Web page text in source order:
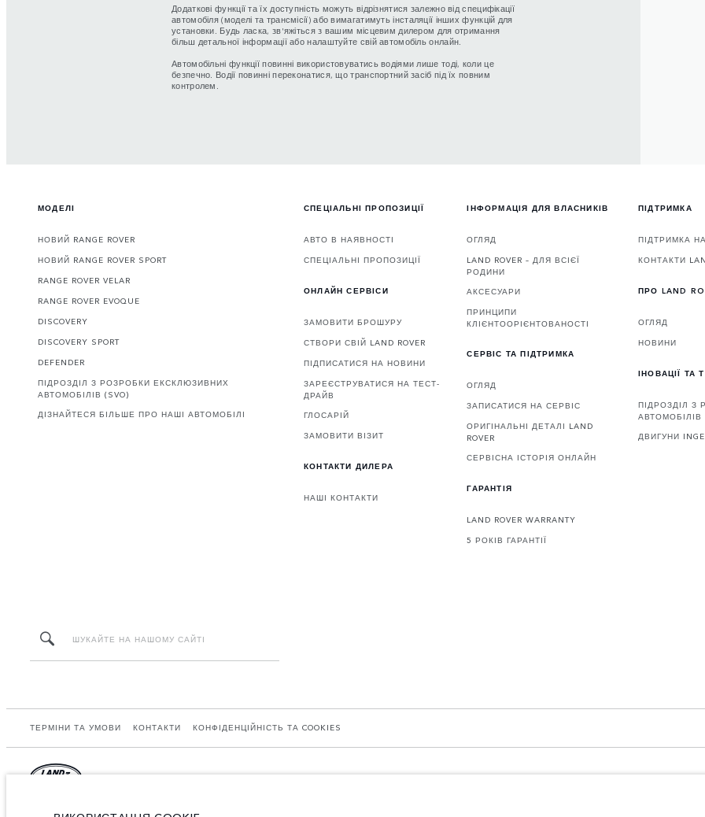
Додаткові функції та їх доступність можуть відрізнятися залежно від специфікації
автомобіля (моделі та трансмісії) або вимагатимуть інсталяції інших функцій для
установки. Будь ласка, зв'яжіться з вашим місцевим дилером для отримання
більш детальної інформації або налаштуйте свій автомобіль онлайн.
Автомобільні функції повинні використовуватись водіями лише тоді, коли це
безпечно. Водії повинні переконатися, що транспортний засіб під їх повним
контролем.
МОДЕЛІ
НОВИЙ RANGE ROVER
НОВИЙ RANGE ROVER SPORT
RANGE ROVER VELAR
RANGE ROVER EVOQUE
DISCOVERY
DISCOVERY SPORT
DEFENDER
ПІДРОЗДІЛ З РОЗРОБКИ ЕКСКЛЮЗИВНИХ
АВТОМОБІЛІВ (SVO)
ДІЗНАЙТЕСЯ БІЛЬШЕ ПРО НАШІ АВТОМОБІЛІ
СПЕЦІАЛЬНІ ПРОПОЗИЦІЇ
АВТО В НАЯВНОСТІ
СПЕЦІАЛЬНІ ПРОПОЗИЦІЇ
ОНЛАЙН СЕРВІСИ
ЗАМОВИТИ БРОШУРУ
СТВОРИ СВІЙ LAND ROVER
ПІДПИСАТИСЯ НА НОВИНИ
ЗАРЕЄСТРУВАТИСЯ НА ТЕСТ-
ДРАЙВ
ГЛОСАРІЙ
ЗАМОВИТИ ВІЗИТ
КОНТАКТИ ДИЛЕРА
НАШІ КОНТАКТИ
ІНФОРМАЦІЯ ДЛЯ ВЛАСНИКІВ
ОГЛЯД
LAND ROVER – ДЛЯ ВСІЄЇ
РОДИНИ
АКСЕСУАРИ
ПРИНЦИПИ
КЛІЄНТООРІЄНТОВАНОСТІ
СЕРВІС ТА ПІДТРИМКА
ОГЛЯД
ЗАПИСАТИСЯ НА СЕРВІС
ОРИГІНАЛЬНІ ДЕТАЛІ LAND
ROVER
СЕРВІСНА ІСТОРІЯ ОНЛАЙН
ГАРАНТІЯ
LAND ROVER WARRANTY
5 РОКІВ ГАРАНТІЇ
ПІДТРИМКА
ПІДТРИМКА
КОНТАКТИ
ПРО LAND
ОГЛЯД
НОВИНИ
ІНОВАЦІЇ ТА
ПІДРОЗДІЛ З
АВТОМОБІЛІВ
ДВИГУНИ
ТЕРМІНИ ТА УМОВИ КОНТАКТИ КОНФІДЕНЦІЙНІСТЬ ТА COOKIES
Jaguar Land Rover Limited: Registered office: Abbey Road, Whitley, Coventry CV3 4LF. Registered in England No: 1672070